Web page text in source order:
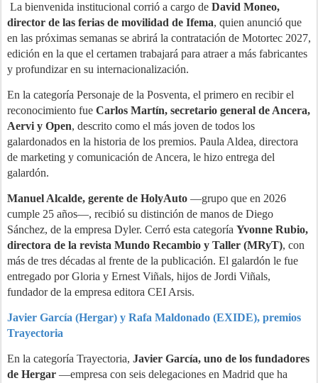
La bienvenida institucional corrió a cargo de David Moneo,
director de las ferias de movilidad de Ifema, quien anunció que
en las próximas semanas se abrirá la contratación de Motortec 2027,
edición en la que el certamen trabajará para atraer a más fabricantes
y profundizar en su internacionalización.
En la categoría Personaje de la Posventa, el primero en recibir el
reconocimiento fue Carlos Martín, secretario general de Ancera,
Aervi y Open, descrito como el más joven de todos los
galardonados en la historia de los premios. Paula Aldea, directora
de marketing y comunicación de Ancera, le hizo entrega del
galardón.
Manuel Alcalde, gerente de HolyAuto —grupo que en 2026
cumple 25 años—, recibió su distinción de manos de Diego
Sánchez, de la empresa Dyler. Cerró esta categoría Yvonne Rubio,
directora de la revista Mundo Recambio y Taller (MRyT), con
más de tres décadas al frente de la publicación. El galardón le fue
entregado por Gloria y Ernest Viñals, hijos de Jordi Viñals,
fundador de la empresa editora CEI Arsis.
Javier García (Hergar) y Rafa Maldonado (EXIDE), premios
Trayectoria
En la categoría Trayectoria, Javier García, uno de los fundadores
de Hergar —empresa con seis delegaciones en Madrid que ha